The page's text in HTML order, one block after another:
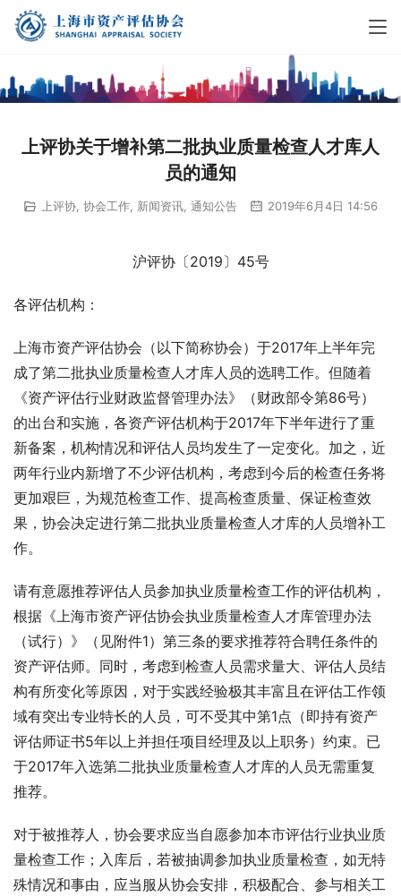
上评协关于增补第二批执业质量检查人才库人
员的通知
上评协 协会工作 新闻资讯 通知公告 2019年6月4日 14:56
沪评协〔2019〕45号
各评估机构：
上海市资产评估协会（以下简称协会）于2017年上半年完
成了第二批执业质量检查人才库人员的选聘工作。但随着
《资产评估行业财政监督管理办法》（财政部令第86号）
的出台和实施，各资产评估机构于2017年下半年进行了重
新备案，机构情况和评估人员均发生了一定变化。加之，近
两年行业内新增了不少评估机构，考虑到今后的检查任务将
更加艰巨，为规范检查工作、提高检查质量、保证检查效
果，协会决定进行第二批执业质量检查人才库的人员增补工
作。
请有意愿推荐评估人员参加执业质量检查工作的评估机构，
根据《上海市资产评估协会执业质量检查人才库管理办法
（试行）》（见附件1）第三条的要求推荐符合聘任条件的
资产评估师。同时，考虑到检查人员需求量大、评估人员结
构有所变化等原因，对于实践经验极其丰富且在评估工作领
域有突出专业特长的人员，可不受其中第1点（即持有资产
评估师证书5年以上并担任项目经理及以上职务）约束。已
于2017年入选第二批执业质量检查人才库的人员无需重复
推荐。
对于被推荐人，协会要求应当自愿参加本市评估行业执业质
量检查工作；入库后，若被抽调参加执业质量检查，如无特
殊情况和事由，应当服从协会安排，积极配合、参与相关工